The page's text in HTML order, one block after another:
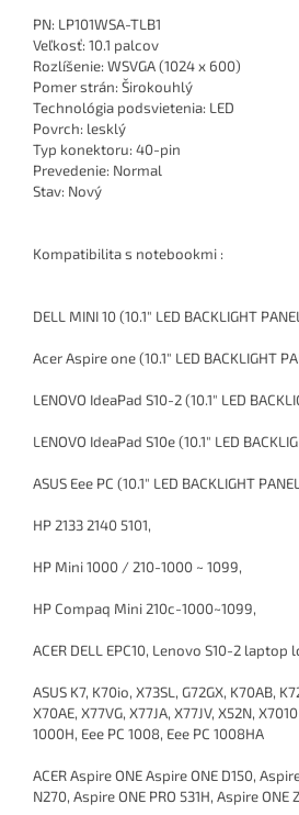
PN: LP101WSA-TLB1
Veľkosť: 10.1 palcov
Rozlíšenie: WSVGA (1024 x 600)
Pomer strán: Širokouhlý
Technológia podsvietenia: LED
Povrch: lesklý
Typ konektoru: 40-pin
Prevedenie: Normal
Stav: Nový
Kompatibilita s notebookmi :
DELL MINI 10 (10.1" LED BACKLIGHT
Acer Aspire one (10.1" LED BACKLIGHT
LENOVO IdeaPad S10-2 (10.1" LED
LENOVO IdeaPad S10e (10.1" LED
ASUS Eee PC (10.1" LED BACKLIGHT
HP 2133 2140 5101,
HP Mini 1000 / 210-1000 ~ 1099,
HP Compaq Mini 210c-1000~1099,
ACER DELL EPC10, Lenovo S10-2 laptop
ASUS K7, K70io, X73SL, G72GX, K70AB,
X70AE, X77VG, X77JA, X77JV, X52N,
1000H, Eee PC 1008, Eee PC 1008HA
ACER Aspire ONE Aspire ONE D150,
N270, Aspire ONE PRO 531H, Aspire ONE